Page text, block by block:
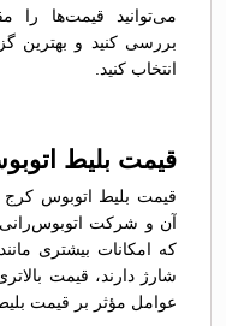
می‌توانید قیمت‌ها را
بررسی کنید و بهترین
انتخاب کنید.
قیمت بلیط
قیمت بلیط اتوبوس کرج
که امکانات بیشتری
شارژ دارند، قیمت
عوامل مؤثر بر قیمت